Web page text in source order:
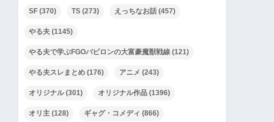
SF (370) TS (273) えっちなお話 (457)
やる夫 (1145)
やる夫で学ぶFGOバビロンの大富豪魔獣戦線 (121)
やる夫スレまとめ (176) アニメ (243)
オリジナル(301) オリジナル作品 (1396)
オリ主 (128) ギャグ・コメディ (866)